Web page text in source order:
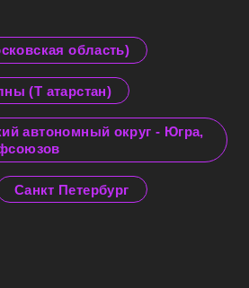
область)
(Т атарстан)
автономный округ - Югра,
Санкт Петербург